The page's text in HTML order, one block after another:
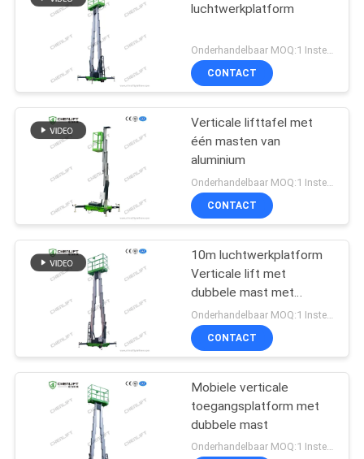
luchtwerkplatform
Onderhandelbaar MOQ:1 Instellen
CONTACT
Verticale lifttafel met
één masten van
aluminium
CONTACT
10m luchtwerkplatform
Verticale lift met
dubbele mast met
verlengplatform
CONTACT
Mobiele verticale
toegangsplatform met
dubbele mast
Onderhandelbaar MOQ:1 Instellen